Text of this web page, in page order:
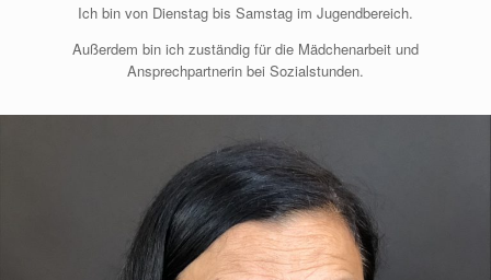
Ich bin von Dienstag bis Samstag im Jugendbereich.
Außerdem bin ich zuständig für die Mädchenarbeit und
Ansprechpartnerin bei Sozialstunden.